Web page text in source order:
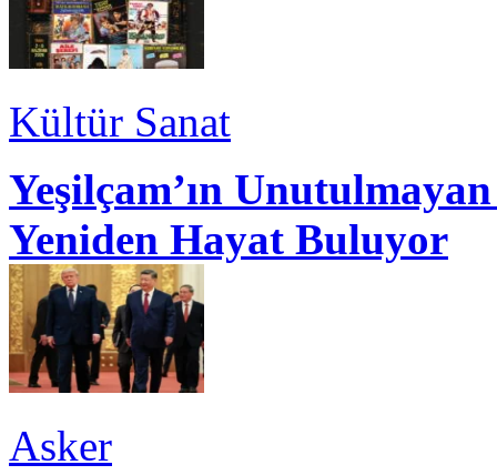
Kültür Sanat
Yeşilçam’ın
Yeniden Hayat Buluyor
Asker